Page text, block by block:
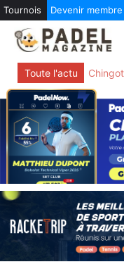
Tournois Devenir membre
Toute l'actu